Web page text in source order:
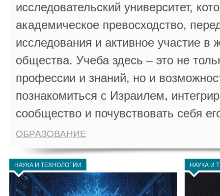
исследовательский университет,
академическое превосходство,
исследования и активное участие в
общества. Учеба здесь – это не
профессии и знаний, но и
познакомиться с Израилем,
сообщество и почувствовать себя
ОБРАЗОВАНИЕ
НАУКА И ТЕХНОЛОГИИ НАУКА И